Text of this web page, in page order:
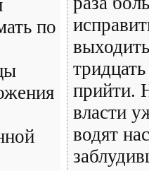
по
прийти.
власти
водят